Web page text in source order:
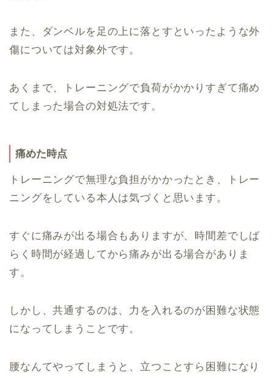
また、ダンベルを足の上に落とすといったような外
傷については対象外です。
あくまで、トレーニングで負荷がかかりすぎて痛め
てしまった場合の対処法です。
痛めた時点
トレーニングで無理な負担がかかったとき、トレー
ニングをしている本人は気づくと思います。
すぐに痛みが出る場合もありますが、時間差でしば
らく時間が経過してから痛みが出る場合がありま
す。
しかし、共通するのは、力を入れるのが困難な状態
になってしまうことです。
腰なんてやってしまうと、立つことすら困難になり